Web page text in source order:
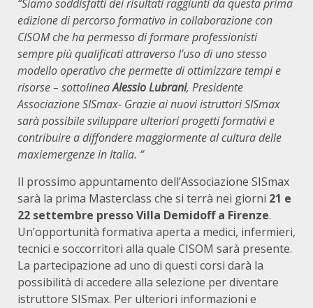
“Siamo soddisfatti dei risultati raggiunti da questa prima
edizione di percorso formativo in collaborazione con
CISOM che ha permesso di formare professionisti
sempre più qualificati attraverso l’uso di uno stesso
modello operativo che permette di ottimizzare tempi e
risorse – sottolineaAlessio Lubrani, Presidente
Associazione SISmax- Grazie ai nuovi istruttori SISmax
sarà possibile sviluppare ulteriori progetti formativi e
contribuire a diffondere maggiormente al cultura delle
maxiemergenze in Italia. “
Il prossimo appuntamento dell’Associazione SISmax
sarà la prima Masterclass che si terrà nei giorni 21 e
22 settembre presso Villa Demidoff a Firenze.
Un’opportunità formativa aperta a medici, infermieri,
tecnici e soccorritori alla quale CISOM sarà presente.
La partecipazione ad uno di questi corsi darà la
possibilità di accedere alla selezione per diventare
istruttore SISmax. Per ulteriori informazioni e